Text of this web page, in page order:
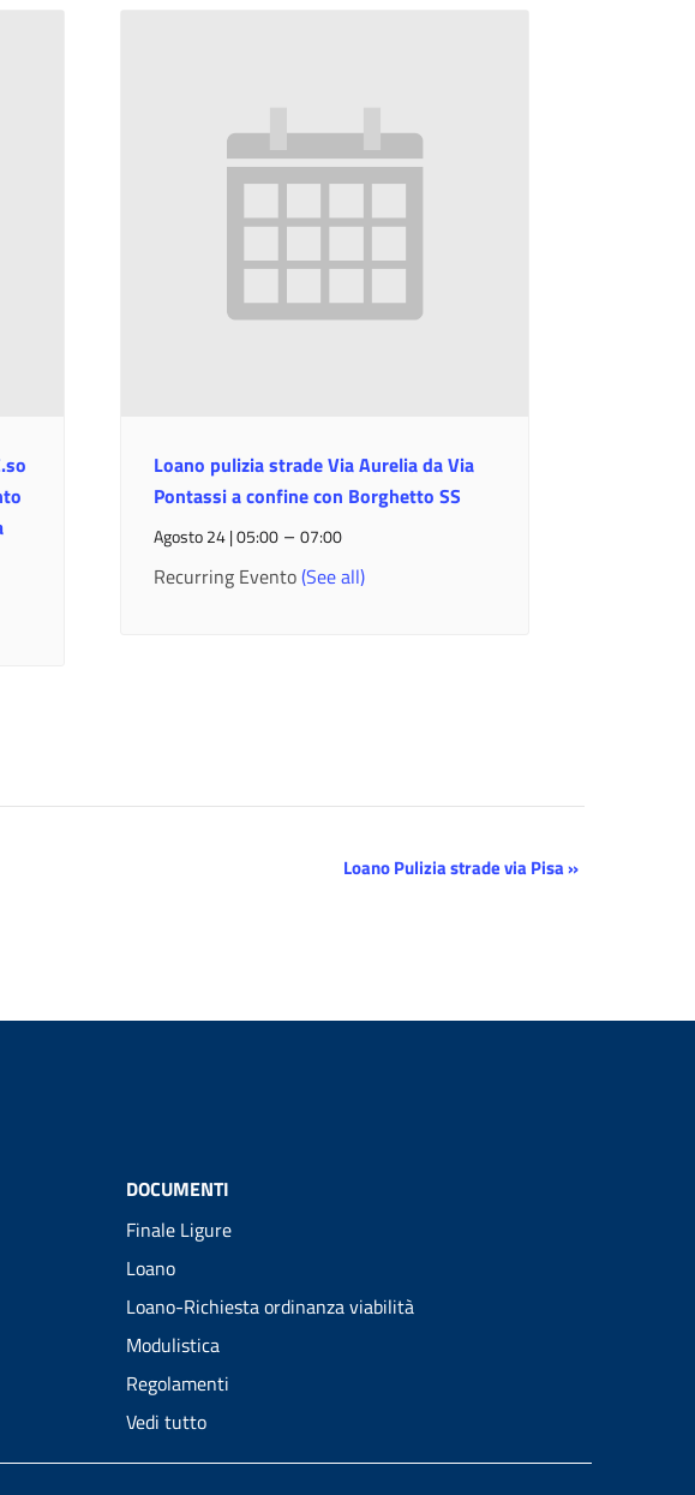
Loano pulizia strade Via Aurelia da Via
Pontassi a confine con Borghetto SS
Agosto 24 | 05:00 –07:00
Recurring Evento(See all)
Loano Pulizia strade via Pisa»
DOCUMENTI
Finale Ligure
Loano
Loano-Richiesta ordinanza viabilità
Modulistica
Regolamenti
Vedi tutto